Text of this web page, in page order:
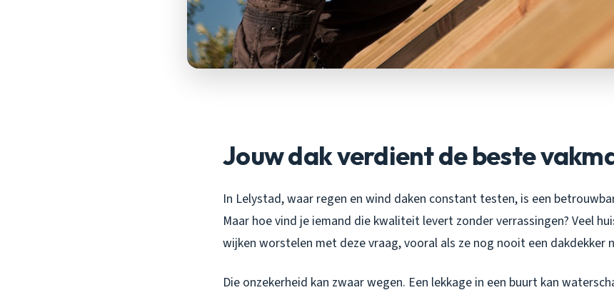
Jouw dak verdient de beste
In Lelystad, waar regen en wind daken constant testen, is een
Maar hoe vind je iemand die kwaliteit levert zonder verrassingen? Veel
wijken worstelen met deze vraag, vooral als ze nog nooit een dakdekker
Die onzekerheid kan zwaar wegen. Een lekkage in een buurt kan